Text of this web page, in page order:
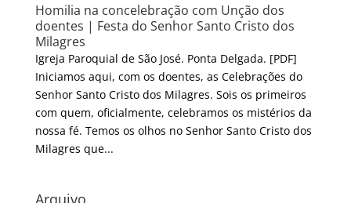
Homilia na concelebração com Unção dos
doentes | Festa do Senhor Santo Cristo dos
Milagres
Igreja Paroquial de São José. Ponta Delgada. [PDF]
Iniciamos aqui, com os doentes, as Celebrações do
Senhor Santo Cristo dos Milagres. Sois os primeiros
com quem, oficialmente, celebramos os mistérios da
nossa fé. Temos os olhos no Senhor Santo Cristo dos
Milagres que...
Arquivo